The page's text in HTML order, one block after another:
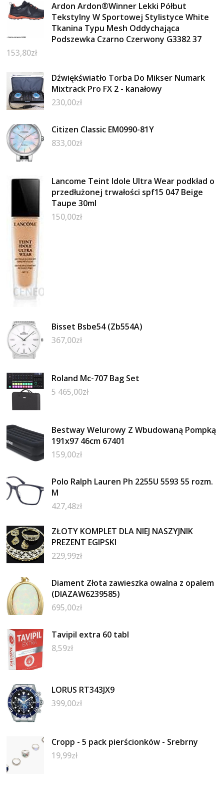
Ardon Ardon®Winner Lekki Półbut
Tekstylny W Sportowej Stylistyce White
Tkanina Typu Mesh Oddychająca
Podszewka Czarno Czerwony G3382 37
153,80zł
Dźwiękświatło Torba Do Mikser Numark
Mixtrack Pro FX 2 - kanałowy
230,00zł
Citizen Classic EM0990-81Y
833,00zł
Lancome Teint Idole Ultra Wear podkład o
przedłużonej trwałości spf15 047 Beige
Taupe 30ml
150,00zł
Bisset Bsbe54 (Zb554A)
367,00zł
Roland Mc-707 Bag Set
5 465,00zł
Bestway Welurowy Z Wbudowaną Pompką
191x97 46cm 67401
159,00zł
Polo Ralph Lauren Ph 2255U 5593 55 rozm.
M
427,48zł
ZŁOTY KOMPLET DLA NIEJ NASZYJNIK
PREZENT EGIPSKI
229,99zł
Diament Złota zawieszka owalna z opalem
(DIAZAW6239585)
695,00zł
Tavipil extra 60 tabl
8,59zł
LORUS RT343JX9
399,00zł
Cropp - 5 pack pierścionków - Srebrny
19,99zł